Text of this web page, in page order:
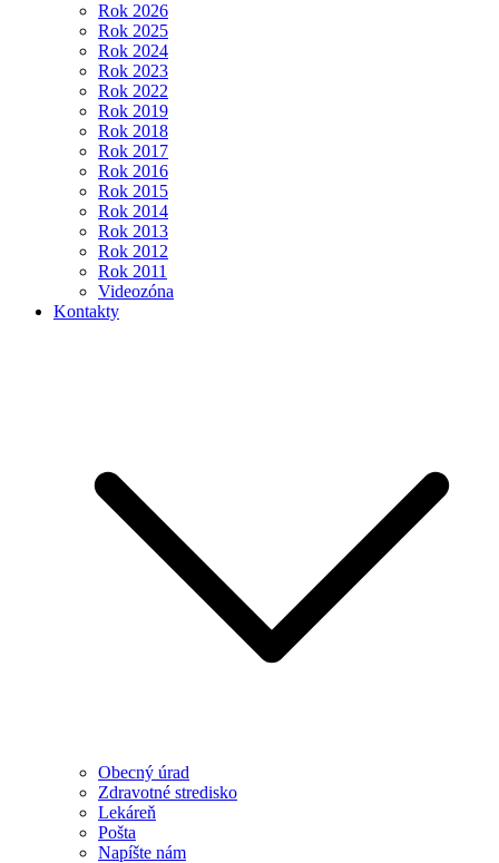
Rok 2026
Rok 2025
Rok 2024
Rok 2023
Rok 2022
Rok 2019
Rok 2018
Rok 2017
Rok 2016
Rok 2015
Rok 2014
Rok 2013
Rok 2012
Rok 2011
Videozóna
Kontakty
Obecný úrad
Zdravotné stredisko
Lekáreň
Pošta
Napíšte nám